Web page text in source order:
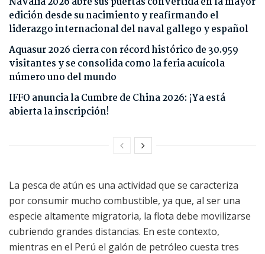
edición desde su nacimiento y reafirmando el
liderazgo internacional del naval gallego y español
Aquasur 2026 cierra con récord histórico de 30.959
visitantes y se consolida como la feria acuícola
número uno del mundo
IFFO anuncia la Cumbre de China 2026: ¡Ya está
abierta la inscripción!
La pesca de atún es una actividad que se caracteriza
por consumir mucho combustible, ya que, al ser una
especie altamente migratoria, la flota debe movilizarse
cubriendo grandes distancias. En este contexto,
mientras en el Perú el galón de petróleo cuesta tres